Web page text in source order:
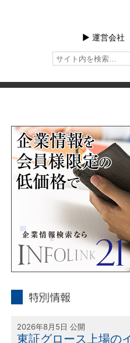
▶︎ 運営会社
2026年8月5日 公開
東証グロース上場の